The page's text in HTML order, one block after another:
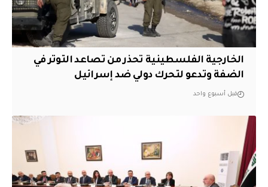
الخارجية الفلسطينية تحذر من تصاعد التوتر في
الضفة وتدعو لتحرك دولي ضد إسرائيل
قبل أسبوع واحد